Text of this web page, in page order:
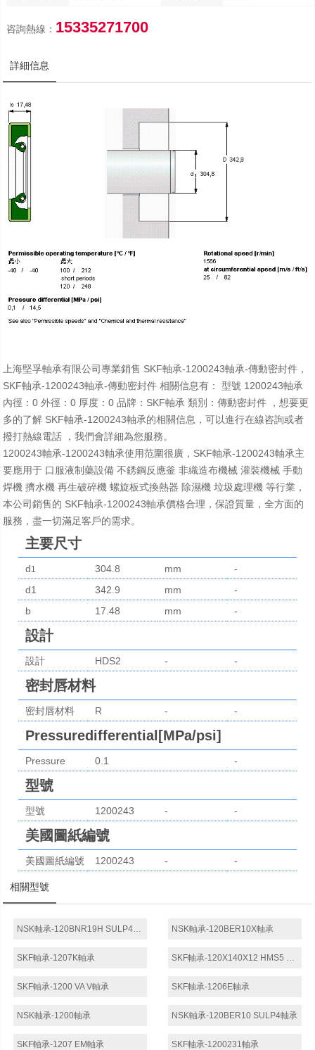
咨詢熱線： 15335271700
詳細信息
上海堅孚軸承有限公司專業銷售 SKF軸承-1200243軸承-傳動密封件，
SKF軸承-1200243軸承-傳動密封件 相關信息有： 型號 1200243軸承
內徑：0 外徑：0 厚度：0 品牌：SKF軸承 類別：傳動密封件 ，想要更
多的了解 SKF軸承-1200243軸承的相關信息，可以進行在線咨詢或者
撥打熱線電話 ，我們會詳細為您服務。
1200243軸承-1200243軸承使用范圍很廣，SKF軸承-1200243軸承主
要應用于 口服液制藥設備 不銹鋼反應釜 非織造布機械 灌裝機械 手動
焊機 擠水機 再生破碎機 螺旋板式換熱器 除濕機 垃圾處理機 等行業，
本公司銷售的 SKF軸承-1200243軸承價格合理，保證質量，全方面的
服務，盡一切滿足客戶的需求。
主要尺寸
d1 304.8 mm
-
d1
342.9 mm
-
b
17.48 mm -
設計
設計 HDS2 - -
密封唇材料
密封唇材料 R - -
Pressuredifferential[MPa/psi]
Pressure
differential
[MPa / psi]
0.1 -
型號
型號 1200243 - -
美國圖紙編號
美國圖紙編號 1200243 - -
相關型號
NSK軸承-120BER10X軸承
SKF軸承-1207K軸承
SKF軸承-1200 VA V軸承 SKF軸承-1206E軸承
NSK軸承-1200軸承 NSK軸承-120BER10 SULP4軸承
SKF軸承-1207 EM軸承 SKF軸承-1200231軸承